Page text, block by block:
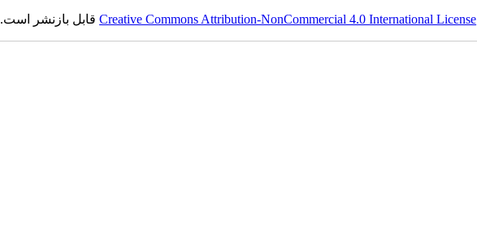
Creative Commons Attribution-NonCommercial 4.0 International Licenseقابل بازنشر است.